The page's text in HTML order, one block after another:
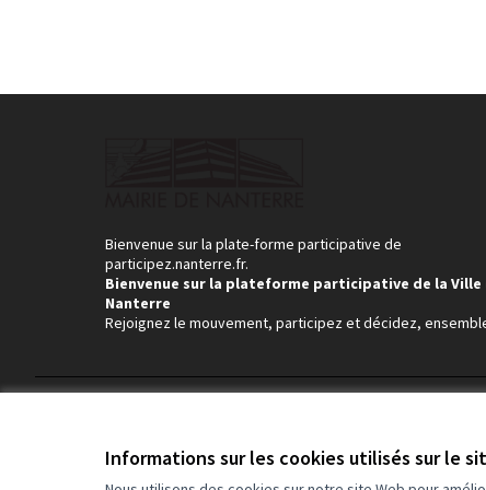
Informations sur les cookies utilisés sur le
Bienvenue sur la plate-forme participative de
participez.nanterre.fr.
Bienvenue sur la plateforme participative de la Ville
Nanterre
Rejoignez le mouvement, participez et décidez,